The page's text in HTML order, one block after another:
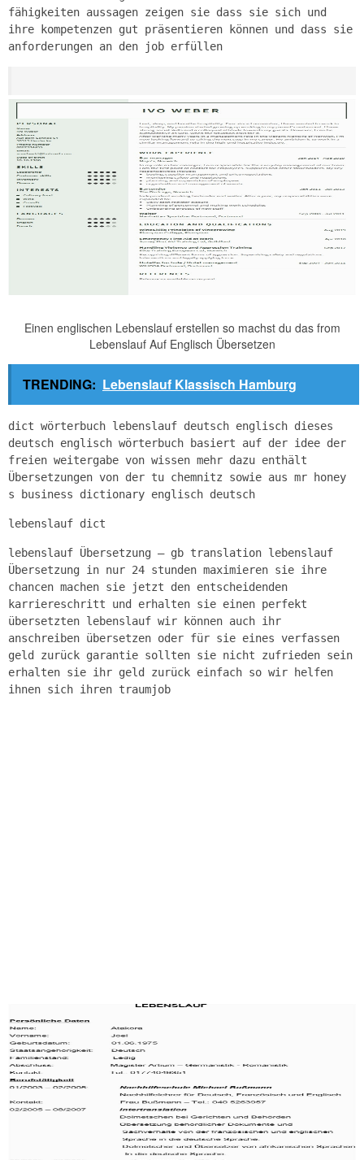
fähigkeiten aussagen zeigen sie dass sie sich und
ihre kompetenzen gut präsentieren können und dass sie
anforderungen an den job erfüllen
Einen englischen Lebenslauf erstellen so machst du das from
Lebenslauf Auf Englisch Übersetzen
TRENDING: Lebenslauf Klassisch Hamburg
dict wörterbuch lebenslauf deutsch englisch dieses
deutsch englisch wörterbuch basiert auf der idee der
freien weitergabe von wissen mehr dazu enthält
Übersetzungen von der tu chemnitz sowie aus mr honey
s business dictionary englisch deutsch
lebenslauf dict
lebenslauf Übersetzung – gb translation lebenslauf
Übersetzung in nur 24 stunden maximieren sie ihre
chancen machen sie jetzt den entscheidenden
karriereschritt und erhalten sie einen perfekt
übersetzten lebenslauf wir können auch ihr
anschreiben übersetzen oder für sie eines verfassen
geld zurück garantie sollten sie nicht zufrieden sein
erhalten sie ihr geld zurück einfach so wir helfen
ihnen sich ihren traumjob